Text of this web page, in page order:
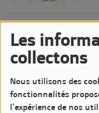
Les
collectons
Nous utilisons des
fonctionnalités
l'expérience de nos